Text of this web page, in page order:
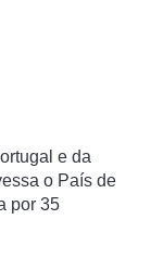
e da
o País de
por 35